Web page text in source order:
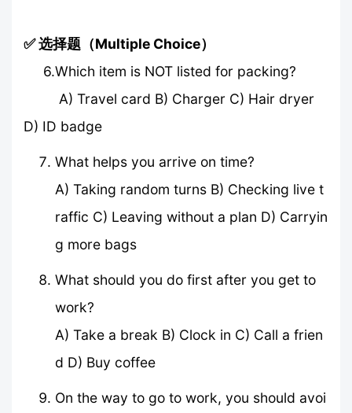
✅ 选择题（Multiple Choice）
6.Which item is NOT listed for packing?
A) Travel card B) Charger C) Hair dryer
D) ID badge
What helps you arrive on time?
A) Taking random turns B) Checking live t
raffic C) Leaving without a plan D) Carryin
g more bags
What should you do first after you get to
work?
A) Take a break B) Clock in C) Call a frien
d D) Buy coffee
On the way to go to work, you should avoi